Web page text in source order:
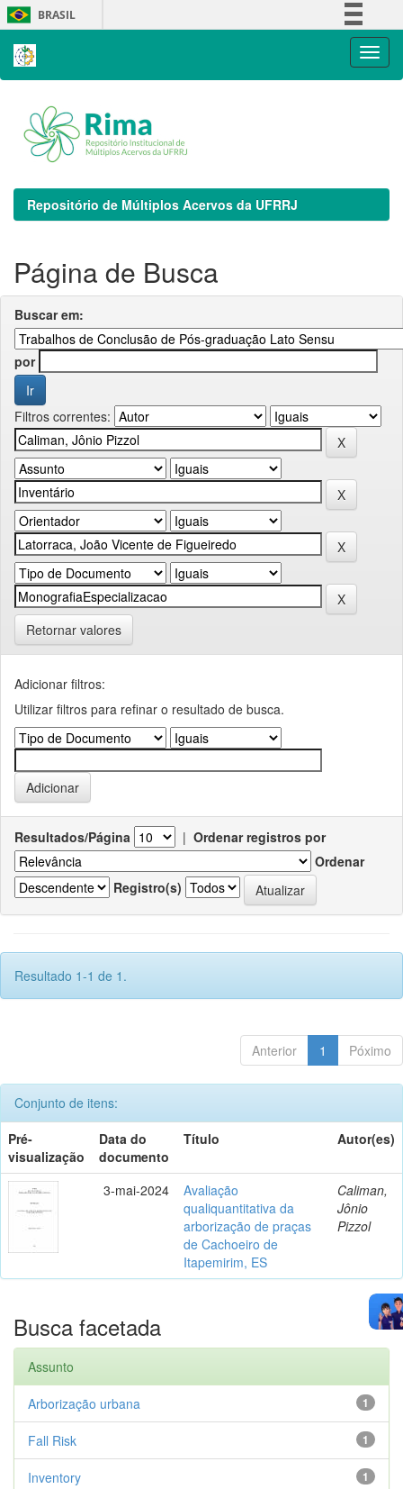
Skip
navigation
BRASIL
Repositório de Múltiplos Acervos da UFRRJ
Página de Busca
Buscar em:
por
Filtros correntes:
Retornar valores
Adicionar filtros:
Utilizar filtros para refinar o resultado de busca.
Resultados/Página | Ordenar registros por
Ordenar
Registro(s)
Resultado 1-1 de 1.
Anterior 1 Póximo
Conjunto de itens:
Pré-
visualização
Data do
documento
Título Autor(es)
3-mai-2024
Avaliação
qualiquantitativa da
arborização de praças
de Cachoeiro de
Itapemirim, ES
Caliman,
Jônio
Pizzol
Busca facetada
Assunto
1
Arborização urbana
1
Fall Risk
1
Inventory